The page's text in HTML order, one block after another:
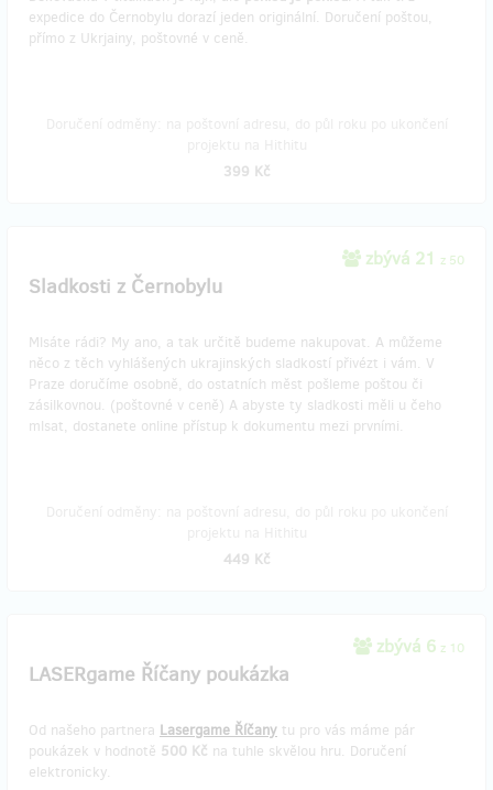
expedice do Černobylu dorazí jeden originální. Doručení poštou,
přímo z Ukrjainy, poštovné v ceně.
399 Kč
zbývá 21 z 50
Sladkosti z Černobylu
Mlsáte rádi? My ano, a tak určitě budeme nakupovat. A můžeme
něco z těch vyhlášených ukrajinských sladkostí přivézt i vám. V
Praze doručíme osobně, do ostatních měst pošleme poštou či
zásilkovnou. (poštovné v ceně) A abyste ty sladkosti měli u čeho
mlsat, dostanete online přístup k dokumentu mezi prvními.
449 Kč
zbývá 6 z 10
LASERgame Říčany poukázka
Od našeho partnera Lasergame Říčany tu pro vás máme pár
poukázek v hodnotě 500 Kč na tuhle skvělou hru. Doručení
elektronicky.